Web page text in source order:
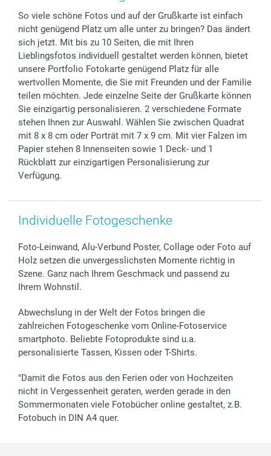
Geschenk-Gutscheine (PDF)
Partnerprogramme
Investor Relations
B2B smartbusiness
Widerrufsrecht
Hochzeit
Geburtstag
Geburt
Zu allen Anlässen
72h Lieferung
Zahlungsmöglichkeiten
Sitemap
Status der Bestellung
smartfriends
smartgarantie
smartbonus
So viele schöne Fotos und auf der Grußkarte ist einfach
nicht genügend Platz um alle unter zu bringen? Das ändert
sich jetzt. Mit bis zu 10 Seiten, die mit Ihren
Lieblingsfotos individuell gestaltet werden können, bietet
unsere Portfolio Fotokarte genügend Platz für alle
wertvollen Momente, die Sie mit Freunden und der Familie
teilen möchten. Jede einzelne Seite der Grußkarte können
Sie einzigartig personalisieren. 2 verschiedene Formate
stehen Ihnen zur Auswahl. Wählen Sie zwischen Quadrat
mit 8 x 8 cm oder Porträt mit 7 x 9 cm. Mit vier Falzen im
Papier stehen 8 Innenseiten sowie 1 Deck- und 1
Rückblatt zur einzigartigen Personalisierung zur
Verfügung.
Individuelle Fotogeschenke
Foto-Leinwand, Alu-Verbund Poster, Collage oder Foto auf
Holz setzen die unvergesslichsten Momente richtig in
Szene. Ganz nach Ihrem Geschmack und passend zu
Ihrem Wohnstil.
Abwechslung in der Welt der Fotos bringen die
zahlreichen Fotogeschenke vom Online-Fotoservice
smartphoto. Beliebte Fotoprodukte sind u.a.
personalisierte Tassen, Kissen oder T-Shirts.
"Damit die Fotos aus den Ferien oder von Hochzeiten
nicht in Vergessenheit geraten, werden gerade in den
Sommermonaten viele Fotobücher online gestaltet, z.B.
Fotobuch in DIN A4 quer.